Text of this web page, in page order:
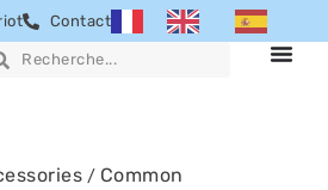
Contact
/ Common